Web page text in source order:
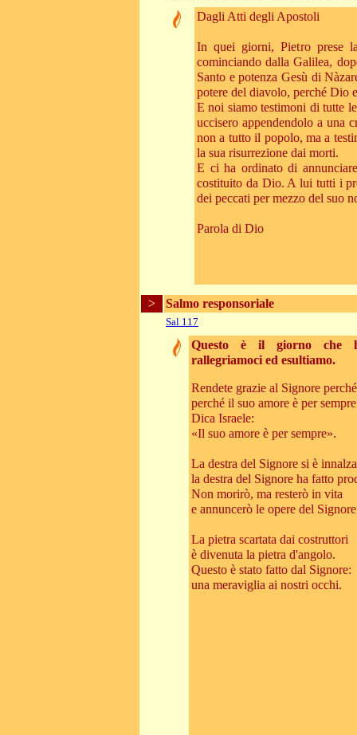
Dagli Atti degli Apostoli
In quei giorni, Pietro prese
cominciando dalla Galilea,
Santo e potenza Gesù di
potere del diavolo, perché Dio
E noi siamo testimoni di tutte
uccisero appendendolo a una
non a tutto il popolo, ma a
la sua risurrezione dai morti.
E ci ha ordinato di
costituito da Dio. A lui tutti i
dei peccati per mezzo del suo
Parola di Dio
> Salmo responsoriale
Sal 117
Questo è il giorno che
rallegriamoci ed esultiamo.
Rendete grazie al Signore
perché il suo amore è per
Dica Israele:
«Il suo amore è per sempre».
La destra del Signore si è
la destra del Signore ha fatto
Non morirò, ma resterò in vita
e annuncerò le opere del
La pietra scartata dai costruttori
è divenuta la pietra d'angolo.
Questo è stato fatto dal Signore:
una meraviglia ai nostri occhi.